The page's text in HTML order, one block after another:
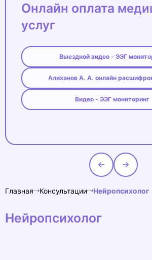
Онлайн оплата
услуг
Выездной видео - ЭЭГ
Алиханов А. А. онлайн
Видео - ЭЭГ мониторинг
Главная Консультации Нейропсихолог
Нейропсихолог